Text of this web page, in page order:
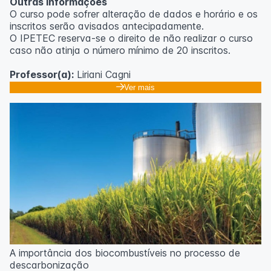
O curso pode sofrer alteração de dados e horário e os
inscritos serão avisados ​​antecipadamente.
O IPETEC reserva-se o direito de não realizar o curso
caso não atinja o número mínimo de 20 inscritos.
Professor(a): Liriani Cagni
Ver mais
A importância dos biocombustíveis no processo de
descarbonização